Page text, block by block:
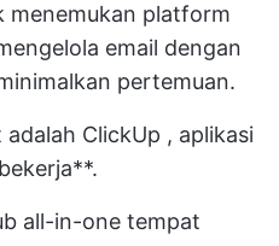
menemukan platform
email dengan
pertemuan.
adalah ClickUp , aplikasi
all-in-one tempat